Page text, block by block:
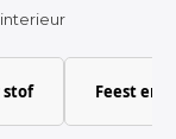
stof Feest en